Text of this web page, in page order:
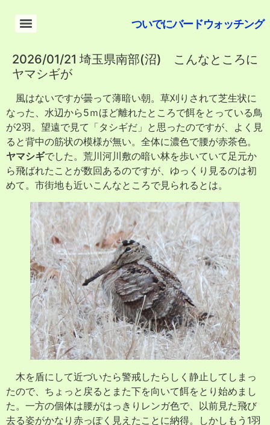
ついでにバードウォッチング
2026/01/21 埼玉県南部(沼) こんなところに
ヤマシギが
風はないですが曇って薄暗い朝。草刈りされて芝生状に
なった、水辺から5ｍほど離れたところで餌をとっている鳥
が2羽。望遠で見て「タシギだ」と思ったのですが、よく見
ると背中の筋状の模様が無い。全体に濃色で腰が赤茶色。
ヤマシギでした。荒川河川敷の暗い林を歩いていて足元か
ら飛ばれたことが数回あるのですが、ゆっくり見るのは初
めて。市街地も近いこんなところで見られるとは。
木を盾にして近づいたら警戒したらしく静止してしまっ
たので、ちょっと戻るとまた下を向いて餌をとり始めまし
た。一方の個体は腰がはっきりレンガ色で、以前見た飛び
去る姿がかなり赤っぽく見えたことに納得。しかしもう1羽